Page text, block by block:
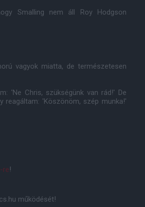
Smalling nem áll Roy Hodgson
vagyok miatta, de természetesen
'Ne Chris, szükségünk van rád!' De
reagáltam: 'Köszönöm, szép munka!'
re!
működését!